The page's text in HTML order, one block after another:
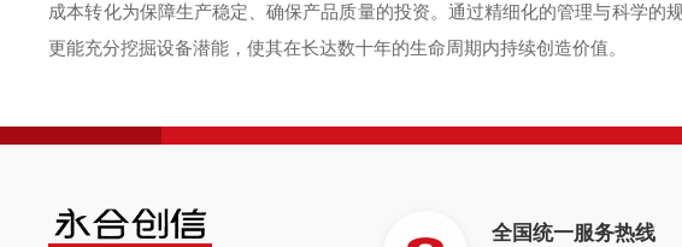
成本转化为保障生产稳定、确保产品质量的投资。通过精细化的管理与科学的
更能充分挖掘设备潜能，使其在长达数十年的生命周期内持续创造价值。
全国统一服务热线